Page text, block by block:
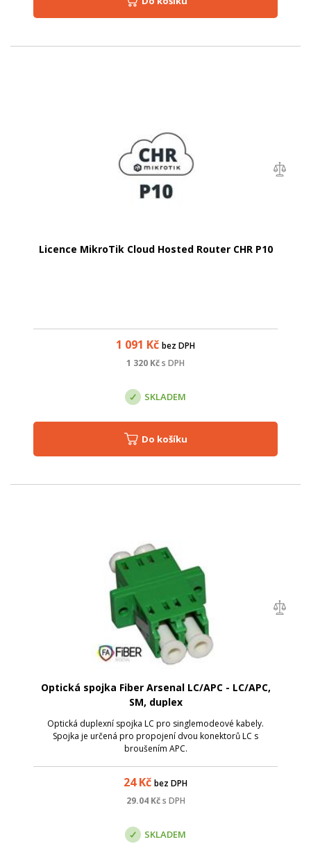
Licence MikroTik Cloud Hosted Router CHR P10
1 091 Kč bez DPH
1 320 Kčs DPH
SKLADEM
Do košíku
Optická spojka Fiber Arsenal LC/APC - LC/APC,
SM, duplex
Optická duplexní spojka LC pro singlemodeové kabely.
Spojka je určená pro propojení dvou konektorů LC s
broušením APC.
24Kč bez DPH
29.04Kč s DPH
SKLADEM